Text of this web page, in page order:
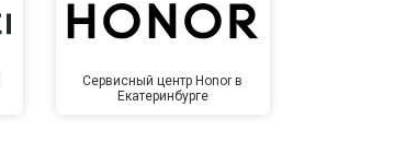
Сервисный центр Honor в
Екатеринбурге